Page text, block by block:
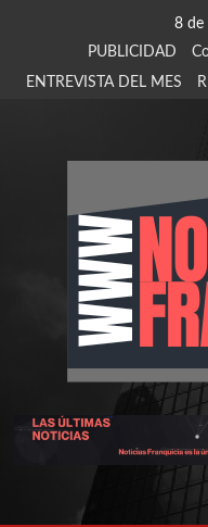
8 de
PUBLICIDAD
ENTREVISTA DEL MES